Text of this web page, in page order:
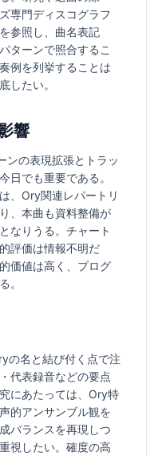
専門ディスコグラフ
参照し、曲名表記
ターンで照合するこ
例を列挙することは
したい。
響
ンの表現拡張とトラッ
日でも重要である。
、Ory関連レパートリ
、本曲も資料整備が
なりうる。チャート
評価は情報不明だ
価値は高く、プログ
。
の名と結び付く点で注
代表録音などの要点
にあたっては、Ory特
的アンサンブル観を
バランスを再現しつ
視したい。確度の高